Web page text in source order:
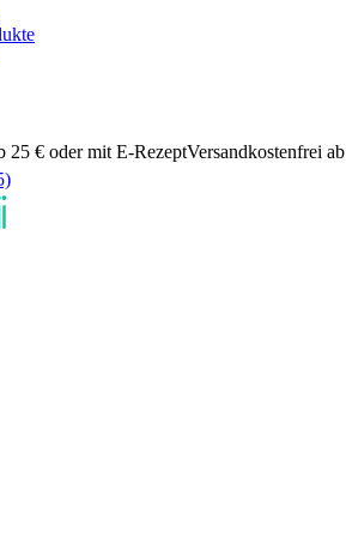
25 € oder mit E-RezeptVersandkostenfrei